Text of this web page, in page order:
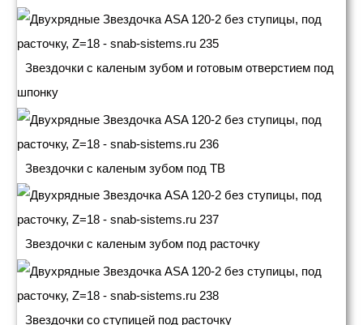
Звездочки с каленым зубом и готовым отверстием под
шпонку
Звездочки с каленым зубом под ТВ
Звездочки с каленым зубом под расточку
Звездочки со ступицей под расточку